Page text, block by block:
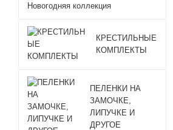
Новогодняя коллекция
КРЕСТИЛЬНЫЕ
КОМПЛЕКТЫ
ПЕЛЕНКИ НА
ЗАМОЧКЕ,
ЛИПУЧКЕ И
ДРУГОЕ